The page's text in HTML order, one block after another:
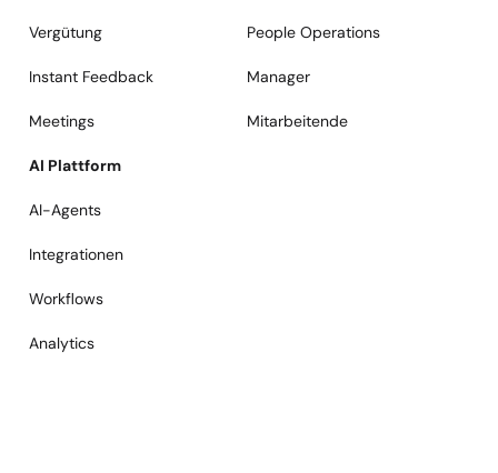
Vergütung
Instant Feedback
Meetings
AI Plattform
AI-Agents
Integrationen
Workflows
Analytics
People Operations
Manager
Mitarbeitende